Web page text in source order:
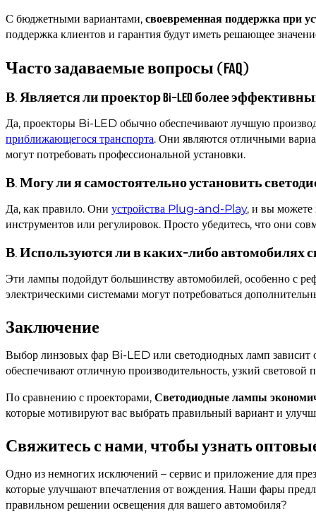
С бюджетными вариантами, своевременная поддержка при
поддержка клиентов и гарантия будут иметь решающее
Часто задаваемые вопросы (FAQ)
В. Является ли проектор Bi-LED более
Да, проекторы Bi-LED обычно обеспечивают лучшую
приближающегося транспорта. Они являются отличными
могут потребовать профессиональной установки.
В. Могу ли я самостоятельно установить
Да, как правило. Они устройства Plug-and-Play, и вы можете
инструментов или регулировок. Просто убедитесь, что они
В. Используются ли в каких-либо автомобилях
Эти лампы подойдут большинству автомобилей, особенно с
электрическими системами могут потребоваться
Заключение
Выбор линзовых фар Bi-LED или светодиодных ламп зависит
обеспечивают отличную производительность, узкий
По сравнению с проекторами, Светодиодные лампы
которые мотивируют вас выбрать правильный вариант и
Свяжитесь с нами, чтобы узнать
Одно из немногих исключений – сервис и приложение для
которые улучшают впечатления от вождения. Наши фары
правильном решении освещения для вашего автомобиля?